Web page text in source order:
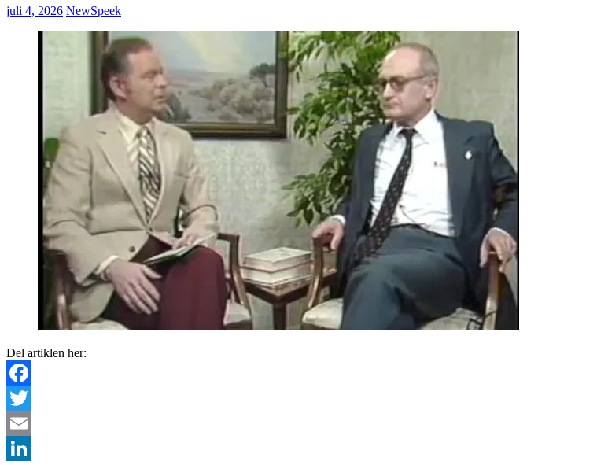
juli 4, 2026 NewSpeek
Del artiklen her:
Facebook
Twitter
Email